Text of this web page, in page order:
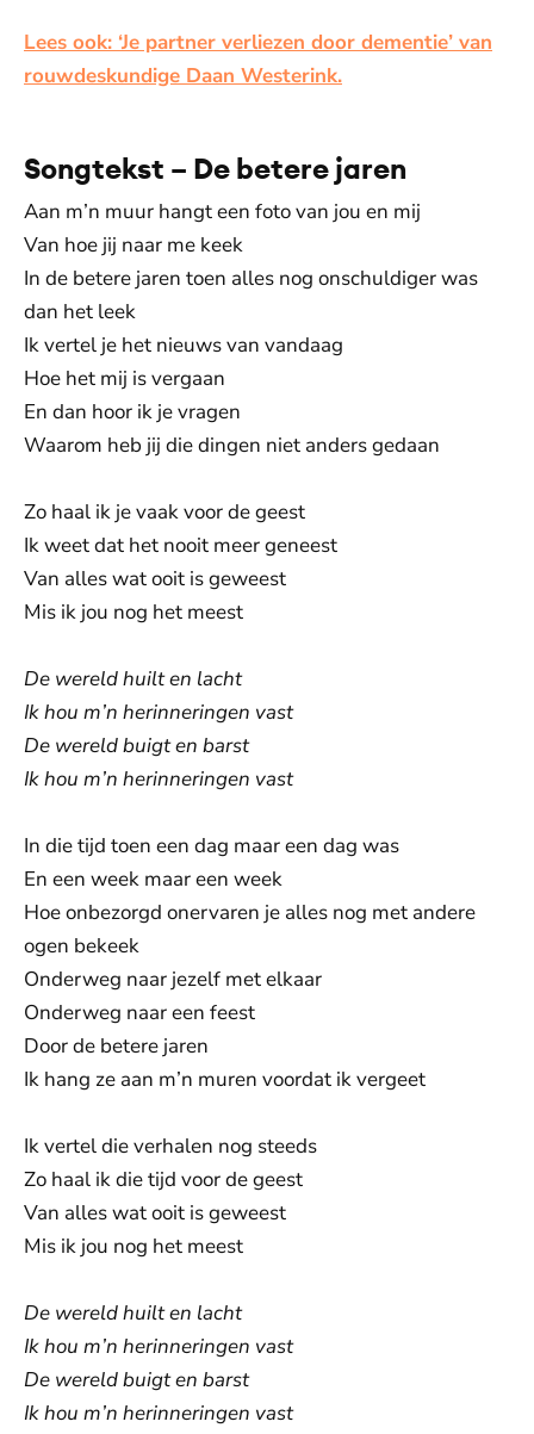
Lees ook: ‘Je partner verliezen door dementie’ van
rouwdeskundige Daan Westerink.
Songtekst – De betere jaren
Aan m’n muur hangt een foto van jou en mij
Van hoe jij naar me keek
In de betere jaren toen alles nog onschuldiger was
dan het leek
Ik vertel je het nieuws van vandaag
Hoe het mij is vergaan
En dan hoor ik je vragen
Waarom heb jij die dingen niet anders gedaan
Zo haal ik je vaak voor de geest
Ik weet dat het nooit meer geneest
Van alles wat ooit is geweest
Mis ik jou nog het meest
De wereld huilt en lacht
Ik hou m’n herinneringen vast
De wereld buigt en barst
Ik hou m’n herinneringen vast
In die tijd toen een dag maar een dag was
En een week maar een week
Hoe onbezorgd onervaren je alles nog met andere
ogen bekeek
Onderweg naar jezelf met elkaar
Onderweg naar een feest
Door de betere jaren
Ik hang ze aan m’n muren voordat ik vergeet
Ik vertel die verhalen nog steeds
Zo haal ik die tijd voor de geest
Van alles wat ooit is geweest
Mis ik jou nog het meest
De wereld huilt en lacht
Ik hou m’n herinneringen vast
De wereld buigt en barst
Ik hou m’n herinneringen vast